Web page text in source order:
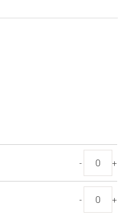
- +
- +